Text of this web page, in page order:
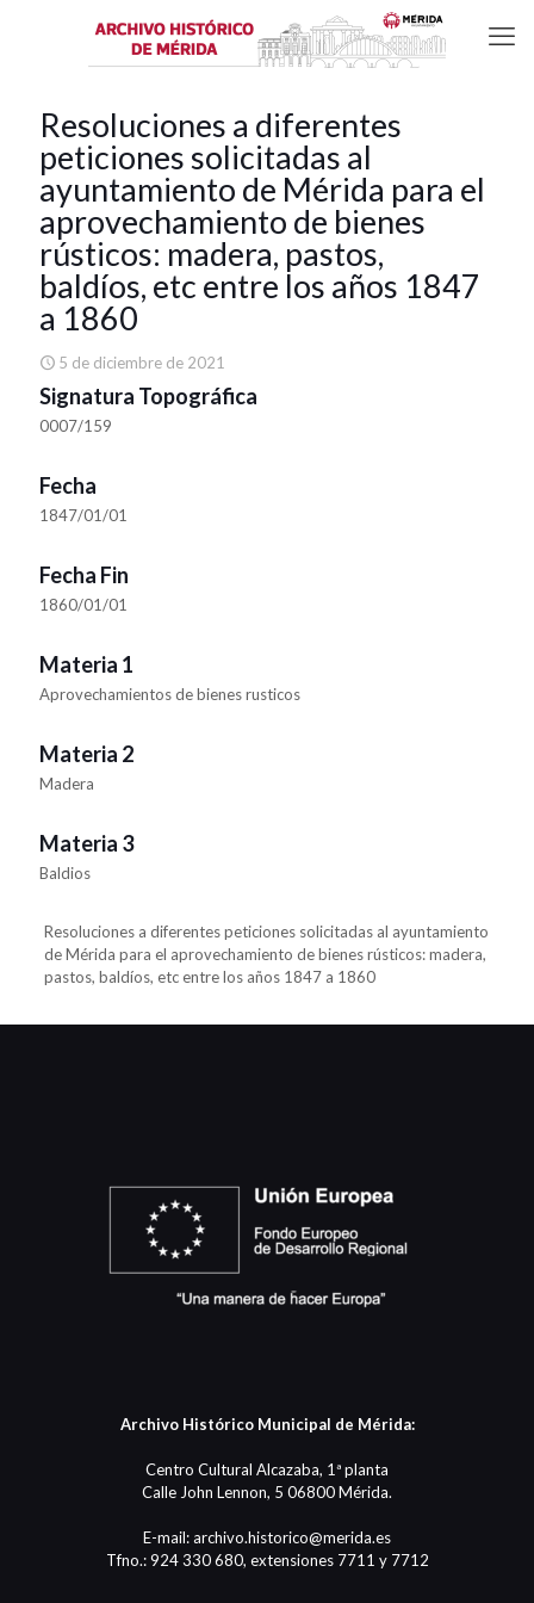
Resoluciones a diferentes
peticiones solicitadas al
ayuntamiento de Mérida para el
aprovechamiento de bienes
rústicos: madera, pastos,
baldíos, etc entre los años 1847
a 1860
5 de diciembre de 2021
Signatura Topográfica
0007/159
Fecha
1847/01/01
Fecha Fin
1860/01/01
Materia 1
Aprovechamientos de bienes rusticos
Materia 2
Madera
Materia 3
Baldios
Resoluciones a diferentes peticiones solicitadas al ayuntamiento
de Mérida para el aprovechamiento de bienes rústicos: madera,
pastos, baldíos, etc entre los años 1847 a 1860
Archivo Histórico Municipal de Mérida:
Centro Cultural Alcazaba, 1ª planta
Calle John Lennon, 5 06800 Mérida.
E-mail: archivo.historico@merida.es
Tfno.: 924 330 680, extensiones 7711 y 7712